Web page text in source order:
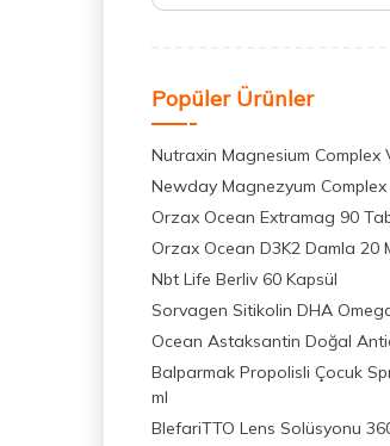
Popüler Ürünler
Nutraxin Magnesium Complex
Newday Magnezyum Complex
Orzax Ocean Extramag 90
Orzax Ocean D3K2 Damla 20
Nbt Life Berliv 60 Kapsül
Sorvagen Sitikolin DHA
Ocean Astaksantin Doğal
Balparmak Propolisli Çocuk
ml
BlefariTTO Lens Solüsyonu